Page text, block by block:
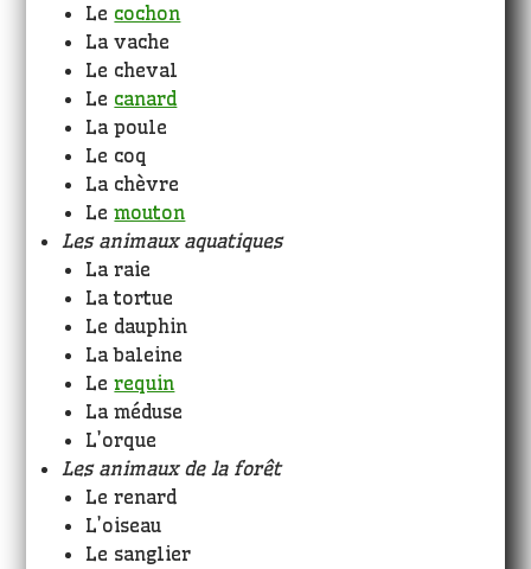
Le cochon
La vache
Le cheval
Le canard
La poule
Le coq
La chèvre
Lemouton
Les animaux aquatiques
La raie
La tortue
Le dauphin
La baleine
Lerequin
La méduse
L’orque
Les animaux de la forêt
Le renard
L’oiseau
Le sanglier